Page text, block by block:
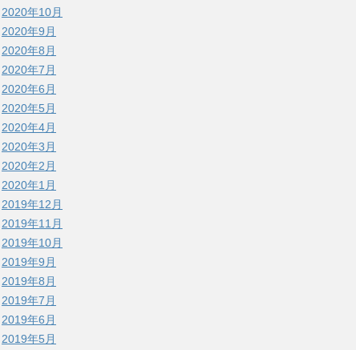
2020年10月
2020年9月
2020年8月
2020年7月
2020年6月
2020年5月
2020年4月
2020年3月
2020年2月
2020年1月
2019年12月
2019年11月
2019年10月
2019年9月
2019年8月
2019年7月
2019年6月
2019年5月